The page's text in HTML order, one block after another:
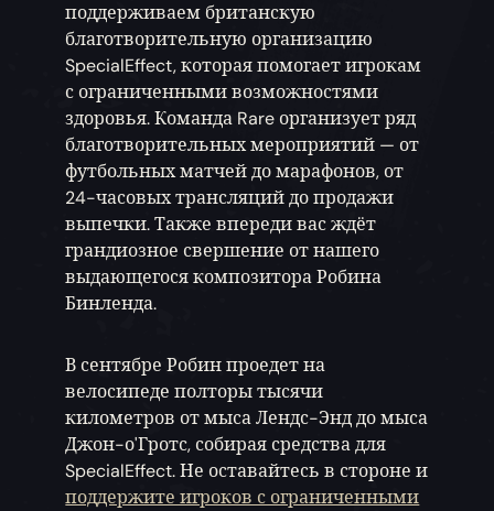
поддерживаем британскую
благотворительную организацию
SpecialEffect, которая помогает игрокам
с ограниченными возможностями
здоровья. Команда Rare организует ряд
благотворительных мероприятий — от
футбольных матчей до марафонов, от
24-часовых трансляций до продажи
выпечки. Также впереди вас ждёт
грандиозное свершение от нашего
выдающегося композитора Робина
Бинленда.
В сентябре Робин проедет на
велосипеде полторы тысячи
километров от мыса Лендс-Энд до мыса
Джон-о'Гротс, собирая средства для
SpecialEffect. Не оставайтесь в стороне и
поддержите игроков с ограниченными